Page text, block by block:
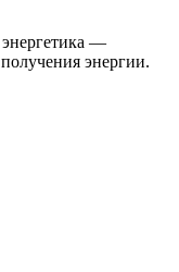
энергетика —
энергии.